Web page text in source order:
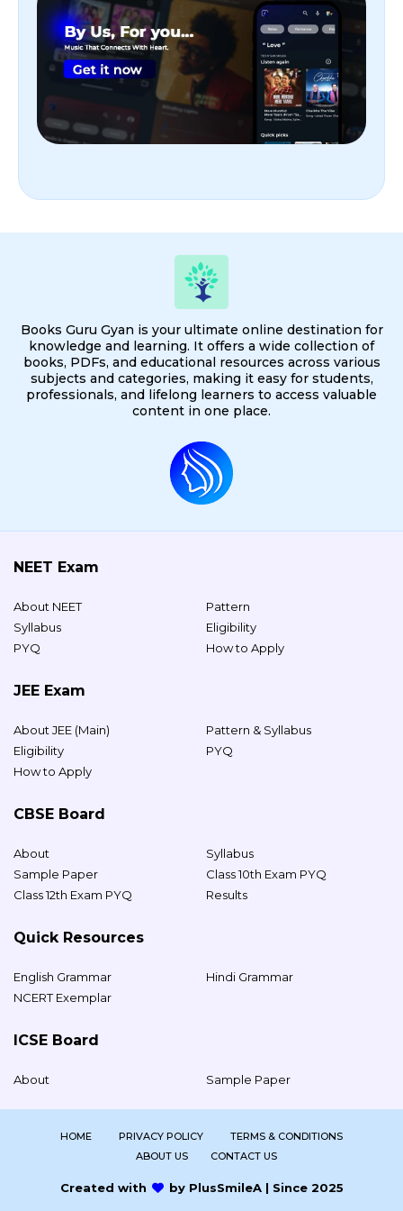
Books Guru Gyan is your ultimate online destination for
knowledge and learning. It offers a wide collection of
books, PDFs, and educational resources across various
subjects and categories, making it easy for students,
professionals, and lifelong learners to access valuable
content in one place.
NEET Exam
About NEET
Pattern
Syllabus
Eligibility
PYQ
How to Apply
JEE Exam
About JEE (Main)
Pattern & Syllabus
Eligibility
PYQ
How to Apply
CBSE Board
About
Syllabus
Sample Paper
Class 10th Exam PYQ
Class 12th Exam PYQ
Results
Quick Resources
English Grammar
Hindi Grammar
NCERT Exemplar
ICSE Board
About Sample Paper
HOME PRIVACY POLICY
TERMS & CONDITIONS
ABOUT US
CONTACT US
Created with by PlusSmileA | Since 2025